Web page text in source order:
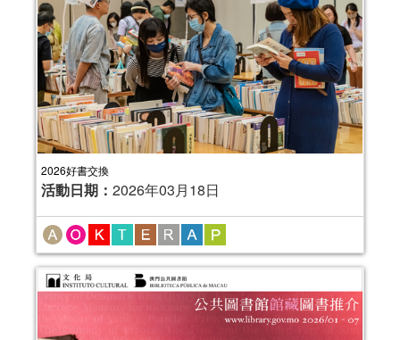
2026好書交換
活動日期： 2026年03月18日